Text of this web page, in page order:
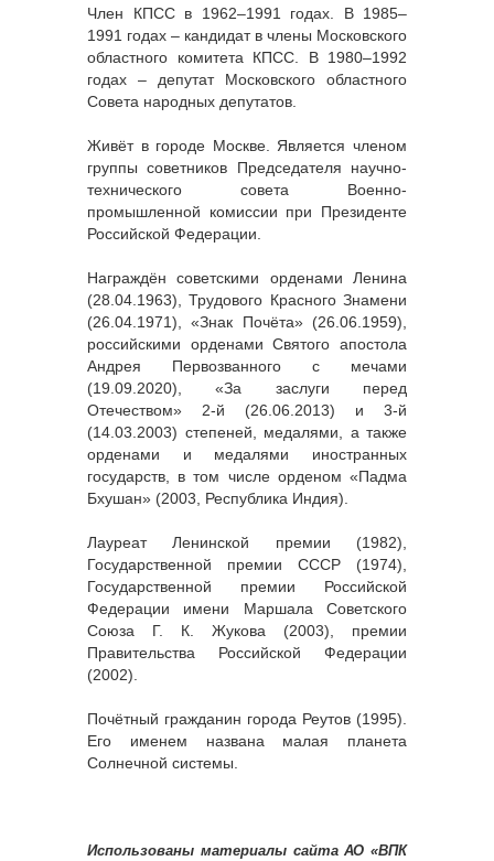
Член КПСС в 1962–1991 годах. В 1985–
1991 годах – кандидат в члены Московского
областного комитета КПСС. В 1980–1992
годах – депутат Московского областного
Совета народных депутатов.
Живёт в городе Москве. Является членом
группы советников Председателя научно-
технического совета Военно-
промышленной комиссии при Президенте
Российской Федерации.
Награждён советскими орденами Ленина
(28.04.1963), Трудового Красного Знамени
(26.04.1971), «Знак Почёта» (26.06.1959),
российскими орденами Святого апостола
Андрея Первозванного с мечами
(19.09.2020), «За заслуги перед
Отечеством» 2-й (26.06.2013) и 3-й
(14.03.2003) степеней, медалями, а также
орденами и медалями иностранных
государств, в том числе орденом «Падма
Бхушан» (2003, Республика Индия).
Лауреат Ленинской премии (1982),
Государственной премии СССР (1974),
Государственной премии Российской
Федерации имени Маршала Советского
Союза Г. К. Жукова (2003), премии
Правительства Российской Федерации
(2002).
Почётный гражданин города Реутов (1995).
Его именем названа малая планета
Солнечной системы.
Использованы материалы сайта АО «ВПК